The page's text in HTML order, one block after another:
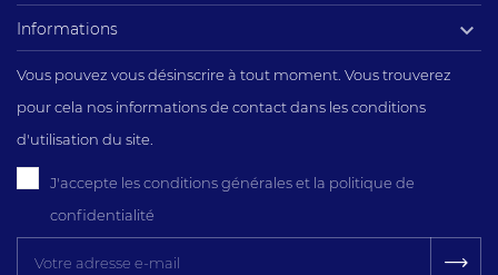
Informations 
Vous pouvez vous désinscrire à tout moment. Vous trouverez
pour cela nos informations de contact dans les conditions
d'utilisation du site.
J'accepte les conditions générales et la politique de
confidentialité